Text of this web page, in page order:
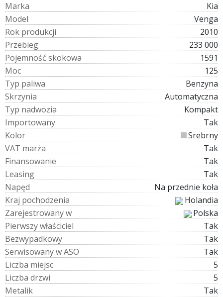
Marka
Kia
Model
Venga
Rok produkcji
2010
Przebieg
233 000
Pojemność skokowa
1591
Moc
125
Typ paliwa
Benzyna
Skrzynia
Automatyczna
Typ nadwozia
Kompakt
Importowany
Tak
Kolor
Srebrny
VAT marża
Tak
Finansowanie
Tak
Leasing
Tak
Napęd
Na przednie koła
Kraj pochodzenia
Holandia
Zarejestrowanyw
Polska
Pierwszywłaściciel
Tak
Bezwypadkowy
Tak
SerwisowanywASO
Tak
Liczba miejsc
5
Liczba drzwi
5
Metalik
Tak